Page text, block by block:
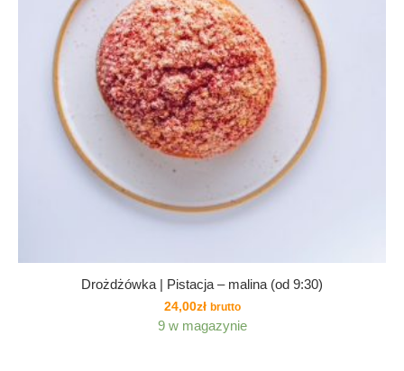
Drożdżówka | Pistacja – malina (od 9:30)
24,00zł brutto
9 w magazynie